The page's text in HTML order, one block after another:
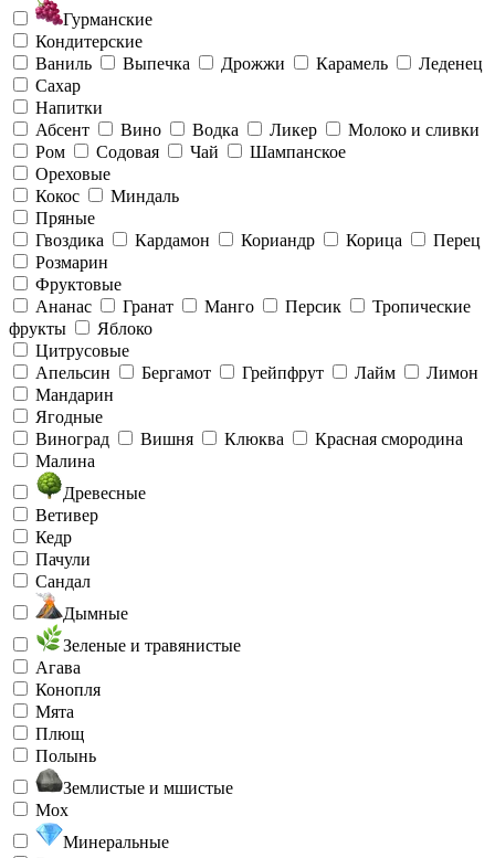
Гурманские
Кондитерские
Ваниль
Выпечка Дрожжи Карамель
Леденец
Сахар
Напитки
Абсент
Вино Водка Ликер
Молоко и сливки
Ром
Содовая Чай
Шампанское
Ореховые
Кокос
Миндаль
Пряные
Гвоздика
Кардамон Кориандр Корица
Перец
Розмарин
Фруктовые
Ананас
Гранат Манго Персик
Тропические
фрукты
Яблоко
Цитрусовые
Апельсин
Бергамот Грейпфрут Лайм
Лимон
Мандарин
Ягодные
Виноград
Вишня Клюква
Красная смородина
Малина
Древесные
Ветивер
Кедр
Пачули
Сандал
Дымные
Зеленые и травянистые
Агава
Конопля
Мята
Плющ
Полынь
Землистые и мшистые
Мох
Минеральные